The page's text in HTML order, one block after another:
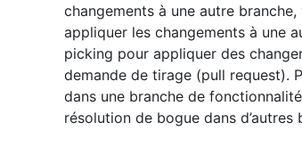
changements à une autre
appliquer les changements à une
picking pour appliquer des
demande de tirage (pull request).
dans une branche de
résolution de bogue dans